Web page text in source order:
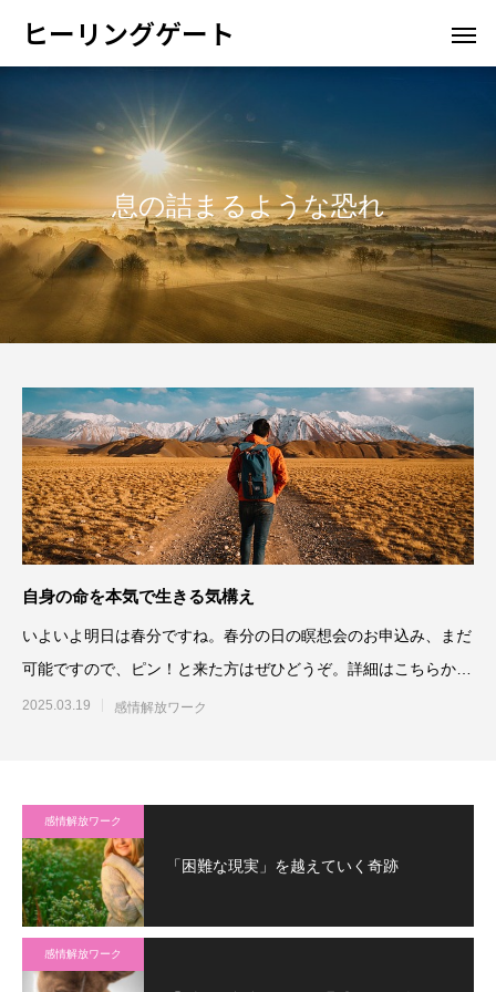
ヒーリングゲート
息の詰まるような恐れ
自身の命を本気で生きる気構え
いよいよ明日は春分ですね。春分の日の瞑想会のお申込み、まだ
可能ですので、ピン！と来た方はぜひどうぞ。詳細はこちらか
ら。⇒春分の
2025.03.19 感情解放ワーク
感情解放ワーク
「困難な現実」を越えていく奇跡
感情解放ワーク